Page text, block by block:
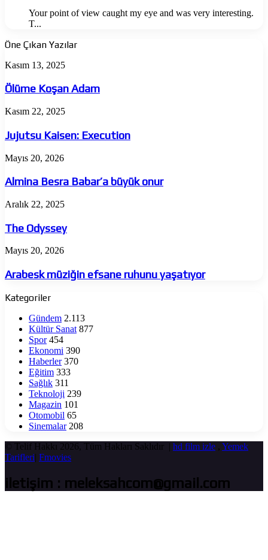
Your point of view caught my eye and was very interesting.
T...
Öne Çıkan Yazılar
Ölüme
Adam
Kasım 13, 2025
Ölüme Koşan Adam
Jujutsu
Execution
Kasım 22, 2025
Jujutsu Kaisen: Execution
Almina
Babar’a
büyük
onur
Mayıs 20, 2026
Almina Besra Babar’a büyük onur
The
Aralık 22, 2025
The Odyssey
Arabesk
efsane
ruhunu
yaşatıyor
Mayıs 20, 2026
Arabesk müziğin efsane ruhunu yaşatıyor
Kategoriler
Gündem 2.113
Kültür Sanat 877
Spor 454
Ekonomi 390
Haberler 370
Eğitim 333
Sağlık 311
Teknoloji 239
Magazin 101
Otomobil 65
Sinemalar 208
© Telif Hakkı 2026, Tüm Hakları Saklıdır | hd film izle , Yemek
Tarifleri| Fmovies
iletişim : meleksahcom@gmail.com